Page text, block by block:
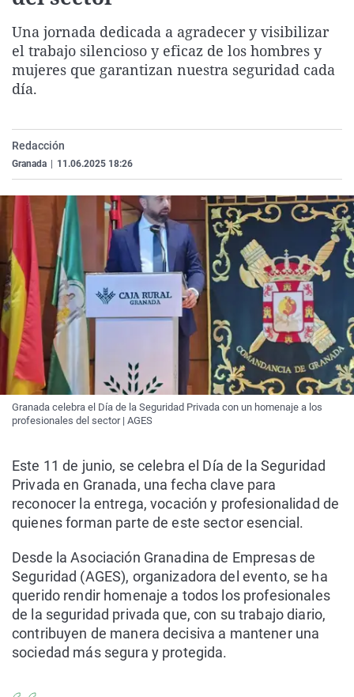
Gente viajera
Como el perro y el
Retornados
Equipo de
Galicia
La Rioja
Televisión
Elecciones
Una jornada dedicada a agradecer y visibilizar
el trabajo silencioso y eficaz de los hombres y
mujeres que garantizan nuestra seguridad cada
día.
Redacción
Granada 11.06.2025 18:26
Granada celebra el Día de la Seguridad Privada con un homenaje a los
profesionales del sector | AGES
Este 11 de junio, se celebra el Día de la Seguridad
Privada en Granada, una fecha clave para
reconocer la entrega, vocación y profesionalidad de
quienes forman parte de este sector esencial.
Desde la Asociación Granadina de Empresas de
Seguridad (AGES), organizadora del evento, se ha
querido rendir homenaje a todos los profesionales
de la seguridad privada que, con su trabajo diario,
contribuyen de manera decisiva a mantener una
sociedad más segura y protegida.